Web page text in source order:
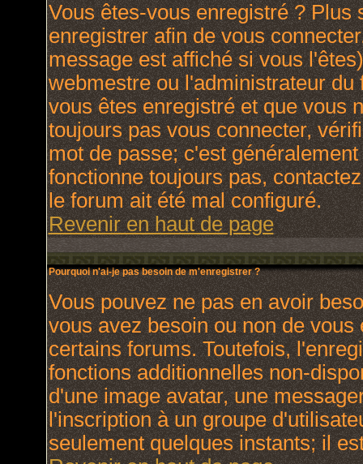
Vous êtes-vous enregistré ? Plus
enregistrer afin de vous
message est affiché si vous
webmestre ou l'administrateur
vous êtes enregistré et que vous
toujours pas vous connecter,
mot de passe; c'est
fonctionne toujours pas,
le forum ait été mal configuré.
Revenir en haut de page
Pourquoi n'ai-je pas besoin de m'enregistrer ?
Vous pouvez ne pas en avoir
vous avez besoin ou non de
certains forums. Toutefois,
fonctions additionnelles non-
d'une image avatar, une
l'inscription à un groupe
seulement quelques instants; il